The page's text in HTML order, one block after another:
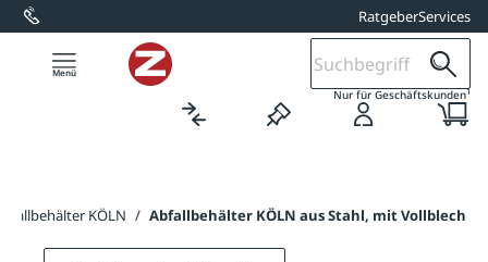
springen RatgeberServices
Nur für Geschäftskunden1
KÖLN / Abfallbehälter KÖLN aus Stahl, mit Vollblech